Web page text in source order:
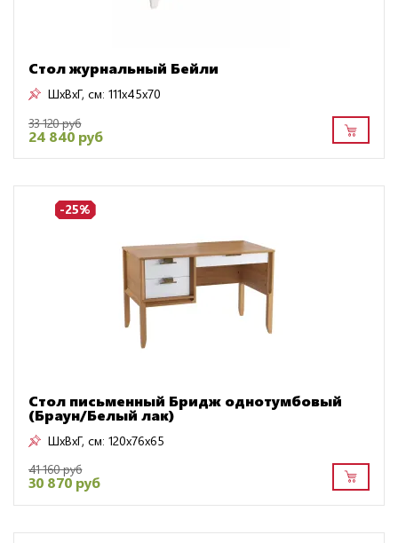
Стол журнальный Бейли
ШxВxГ, см: 111x45x70
33 120 руб
24 840 руб
-25%
Стол письменный Бридж однотумбовый
(Браун/Белый лак)
ШxВxГ, см: 120x76x65
41 160 руб
30 870 руб